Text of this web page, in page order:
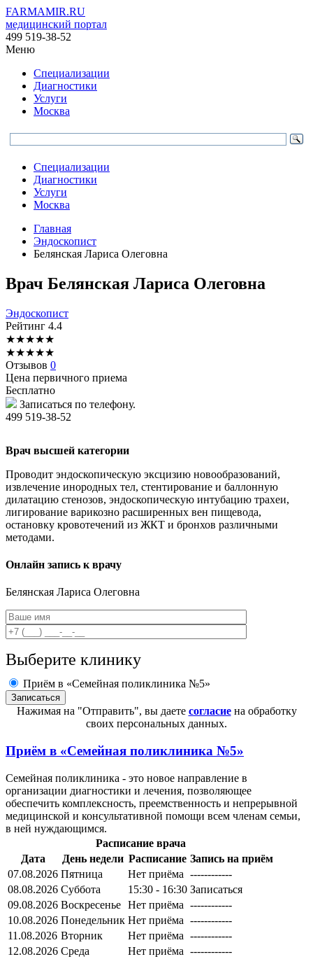
FARMAMIR.RU
медицинский портал
499 519-38-52
Меню
Специализации
Диагностики
Услуги
Москва
Специализации
Диагностики
Услуги
Москва
Главная
Эндоскопист
Белянская Лариса Олеговна
Врач Белянская Лариса Олеговна
Эндоскопист
Рейтинг 4.4
★★★★★
★★★★★
Отзывов 0
Цена первичного приема
Бесплатно
Записаться по телефону.
499 519-38-52
Врач высшей категории
Проводит эндоскопическую эксцизию новообразований,
извлечение инородных тел, стентирование и баллонную
дилатацию стенозов, эндоскопическую интубацию трахеи,
лигирование варикозно расширенных вен пищевода,
остановку кровотечений из ЖКТ и бронхов различными
методами.
Онлайн запись к врачу
Белянская Лариса Олеговна
Выберите клинику
Приём в «Семейная поликлиника №5»
Нажимая на "Отправить", вы даете согласиена обработку
своих персональных данных.
Приём в «Семейная поликлиника №5»
Семейная поликлиника - это новое направление в
организации диагностики и лечения, позволяющее
обеспечить комплексность, преемственность и непрерывной
медицинской и консультативной помощи всем членам семьи,
в ней нуждающимся.
Расписание врача
Дата
День недели Расписание Запись на приём
07.08.2026 Пятница Нет приёма ------------
08.08.2026 Суббота 15:30 - 16:30 Записаться
09.08.2026 Воскресенье Нет приёма ------------
10.08.2026 Понедельник Нет приёма ------------
11.08.2026 Вторник Нет приёма ------------
12.08.2026 Среда Нет приёма ------------